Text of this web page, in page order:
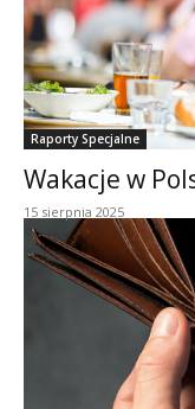
Raporty Specjalne
Wakacje w
15 sierpnia 2025